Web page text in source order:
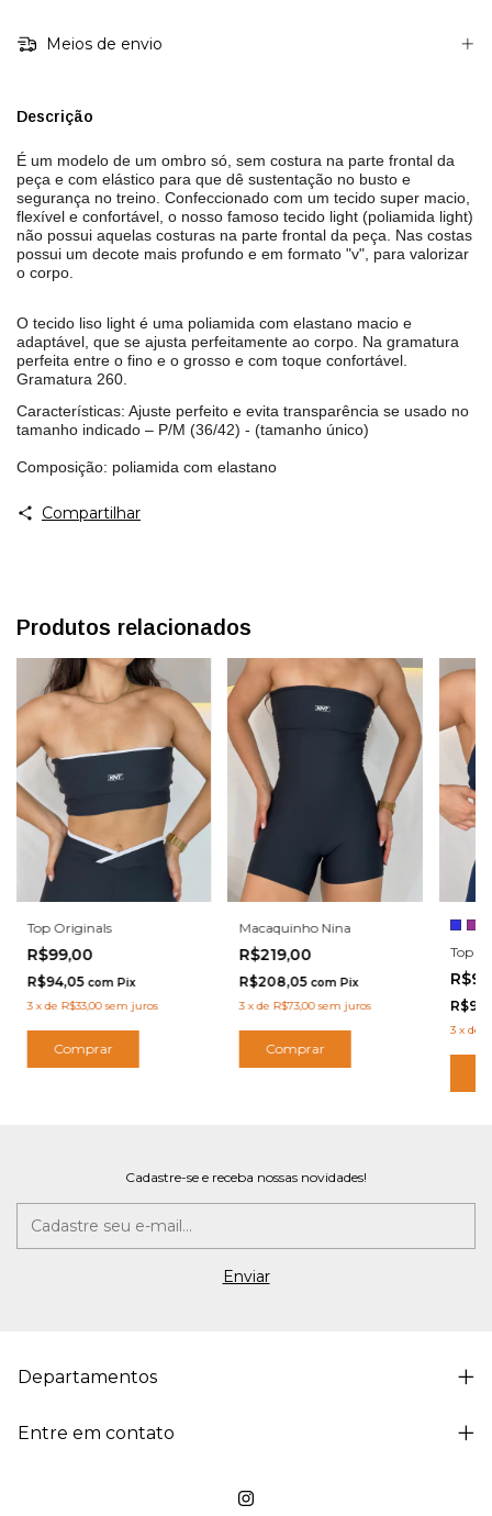
Meios de envio
Descrição
É um modelo de um ombro só, sem costura na parte frontal da
peça e com elástico para que dê sustentação no busto e
segurança no treino. Confeccionado com um tecido super macio,
flexível e confortável, o nosso famoso tecido light (poliamida light)
não possui aquelas costuras na parte frontal da peça. Nas costas
possui um decote mais profundo e em formato "v", para valorizar
o corpo.
O tecido liso light é uma poliamida com elastano macio e
adaptável, que se ajusta perfeitamente ao corpo. Na gramatura
perfeita entre o fino e o grosso e com toque confortável.
Gramatura 260.
Características: Ajuste perfeito e evita transparência se usado no
tamanho indicado – P/M (36/42) - (tamanho único)
Composição: poliamida com elastano
Compartilhar
Produtos relacionados
Top Originals
R$99,00
R$94,05 com Pix
3 xde R$33,00 sem juros
Comprar
Macaquinho Nina
R$219,00
R$208,05 com Pix
3 xde R$73,00 sem juros
Comprar
Top
3 x de
Cadastre-se e receba nossas novidades!
Departamentos
Entre em contato